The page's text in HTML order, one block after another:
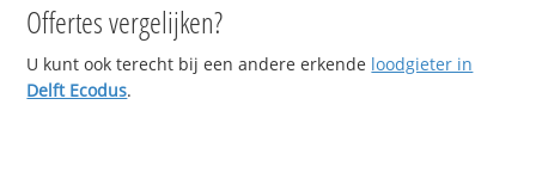
Offertes vergelijken?
U kunt ook terecht bij een andere erkende loodgieter in
Delft Ecodus.